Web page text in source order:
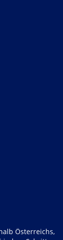
Österreichs,